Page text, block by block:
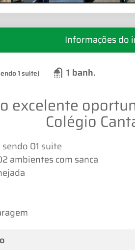
Informações do
1 suíte) 1 banh.
excelente
Colégio
01 suite
ambientes com sanca